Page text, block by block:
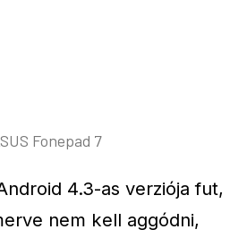
Fonepad 7
4.3-as verziója fut,
nem kell aggódni,